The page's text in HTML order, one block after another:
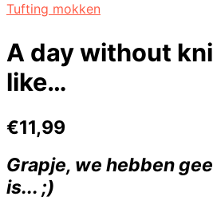
Tufting mokken
A day without
like…
€11,99
Grapje, we hebben
is... ;)